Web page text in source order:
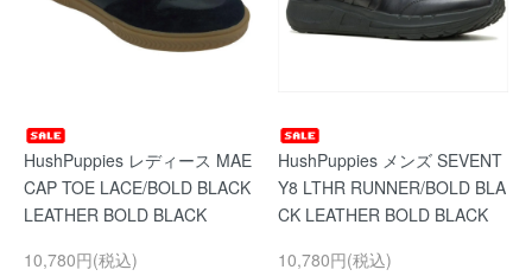
HushPuppies レディース MAE
CAP TOE LACE/BOLD BLACK
LEATHER BOLD BLACK
10,780円(税込)
HushPuppies メンズ SEVENT
Y8 LTHR RUNNER/BOLD BLA
CK LEATHER BOLD BLACK
10,780円(税込)